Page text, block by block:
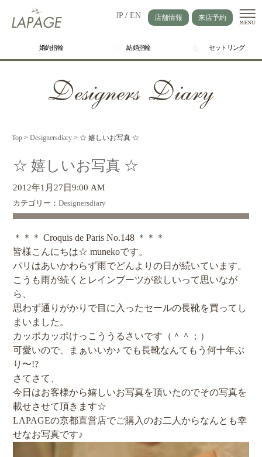
来店予約
店舗情報
JP / EN
婚約指輪 結婚指輪 セットリング
Top > Designersdiary > ☆ 嬉しいお写真 ☆
☆ 嬉しいお写真 ☆
2012年1月27日9:00 AM
カテゴリー：Designersdiary
＊＊＊ Croquis de Paris No.148 ＊＊＊
皆様こんにちは☆ munekoです。
パリはあいかわらず雨でどんよりの日が続いています。
こうも雨が続くとレインブーツが欲しいって思いなが
ら、
思わず通りがかりで目に入ったセールの長靴を買ってし
まいました。
カッポカッポけっこううるさいです（＾＾；）
可愛いので、まぁいいか♪ でも長靴なんてもう何十年ぶ
り〜!?
さてさて、
今日はお客様から嬉しいお写真を頂いたのでその写真を
載せさせて頂きます☆
LAPAGEの京都直営店でご購入のお二人からなんとも幸
せなお写真です♪